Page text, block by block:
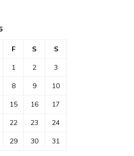
F S S
1 2 3
8 9 10
15 16 17
22 23 24
29 30
31